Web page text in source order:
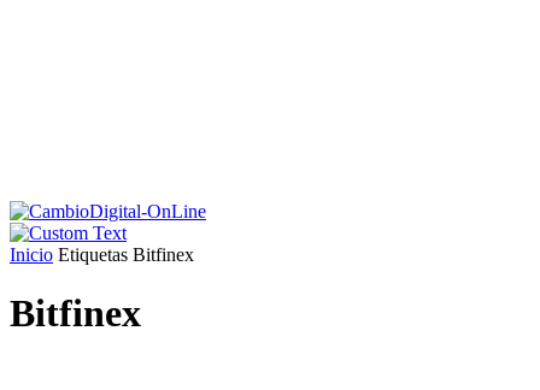
Inicio Etiquetas Bitfinex
Bitfinex